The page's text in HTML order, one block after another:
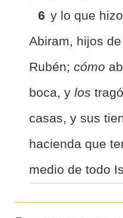
6 y lo que
Abiram, hijos
Rubén; cómo
boca, y los
casas, y sus
hacienda que
medio de todo